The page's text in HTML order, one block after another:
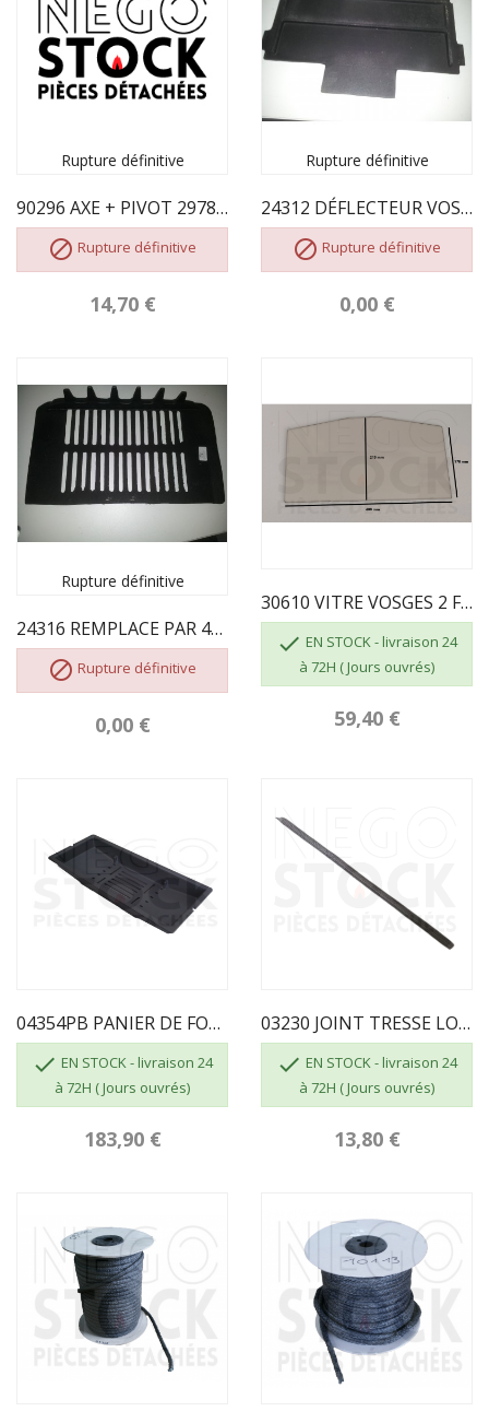
Rupture définitive
90296 AXE + PIVOT 2978-7
 Rupture définitive
14,70 €
Rupture définitive
24312 DÉFLECTEUR VOSGES REMPLACÉ PAR 43854
 Rupture définitive
0,00 €
Rupture définitive
24316 REMPLACE PAR 44091 + 43860
 Rupture définitive
0,00 €
30610 VITRE VOSGES 2 FR0045870B
 EN STOCK - livraison 24
à 72H ( Jours ouvrés)
59,40 €
04354PB PANIER DE FOYER SUPRA GRIS 2336 FR1080030B
 EN STOCK - livraison 24
à 72H ( Jours ouvrés)
183,90 €
03230 JOINT TRESSE LONGUEUR 595 FR1032300B
 EN STOCK - livraison 24
à 72H ( Jours ouvrés)
13,80 €